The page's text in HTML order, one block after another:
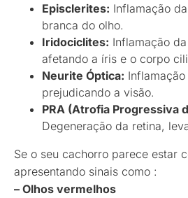
Episclerites: Inflamação
branca do olho.
Iridociclites: Inflamação
afetando a íris e o corpo
Neurite Óptica:
prejudicando a visão.
PRA (Atrofia Progressiva
Degeneração da retina,
Se o seu cachorro parece estar
apresentando sinais como :
– Olhos vermelhos